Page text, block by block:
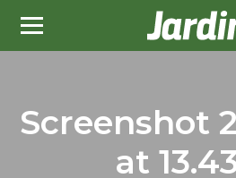
Screenshot
at